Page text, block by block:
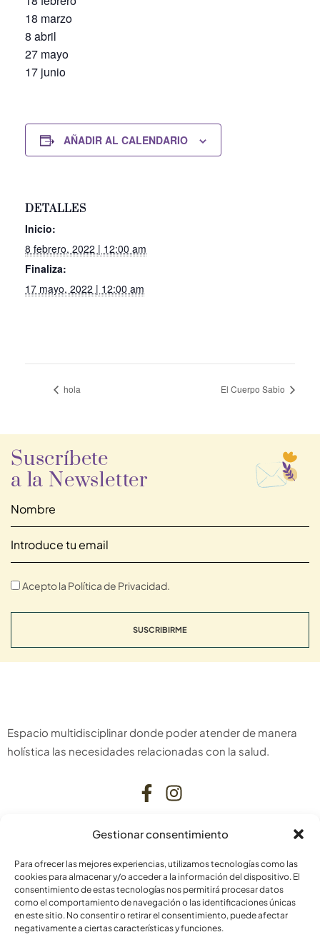
Gestionar consentimiento
Para ofrecer las mejores experiencias, utilizamos tecnologías como las
cookies para almacenar y/o acceder a la información del dispositivo. El
consentimiento de estas tecnologías nos permitirá procesar datos
como el comportamiento de navegación o las identificaciones únicas
en este sitio. No consentir o retirar el consentimiento, puede afectar
negativamente a ciertas características y funciones.
18 marzo
8 abril
27 mayo
17 junio
AÑADIR AL CALENDARIO
DETALLES
Inicio:
8 febrero, 2022 | 12:00 am
Finaliza:
17 mayo, 2022 | 12:00 am
hola El Cuerpo Sabio
Suscríbete
a la Newsletter
Acepto la Política de Privacidad.
SUSCRIBIRME
Espacio multidisciplinar donde poder atender de manera
holística las necesidades relacionadas con la salud.
C. Bardenas Reales, 11, bajo
31006 Pamplona
Navarra